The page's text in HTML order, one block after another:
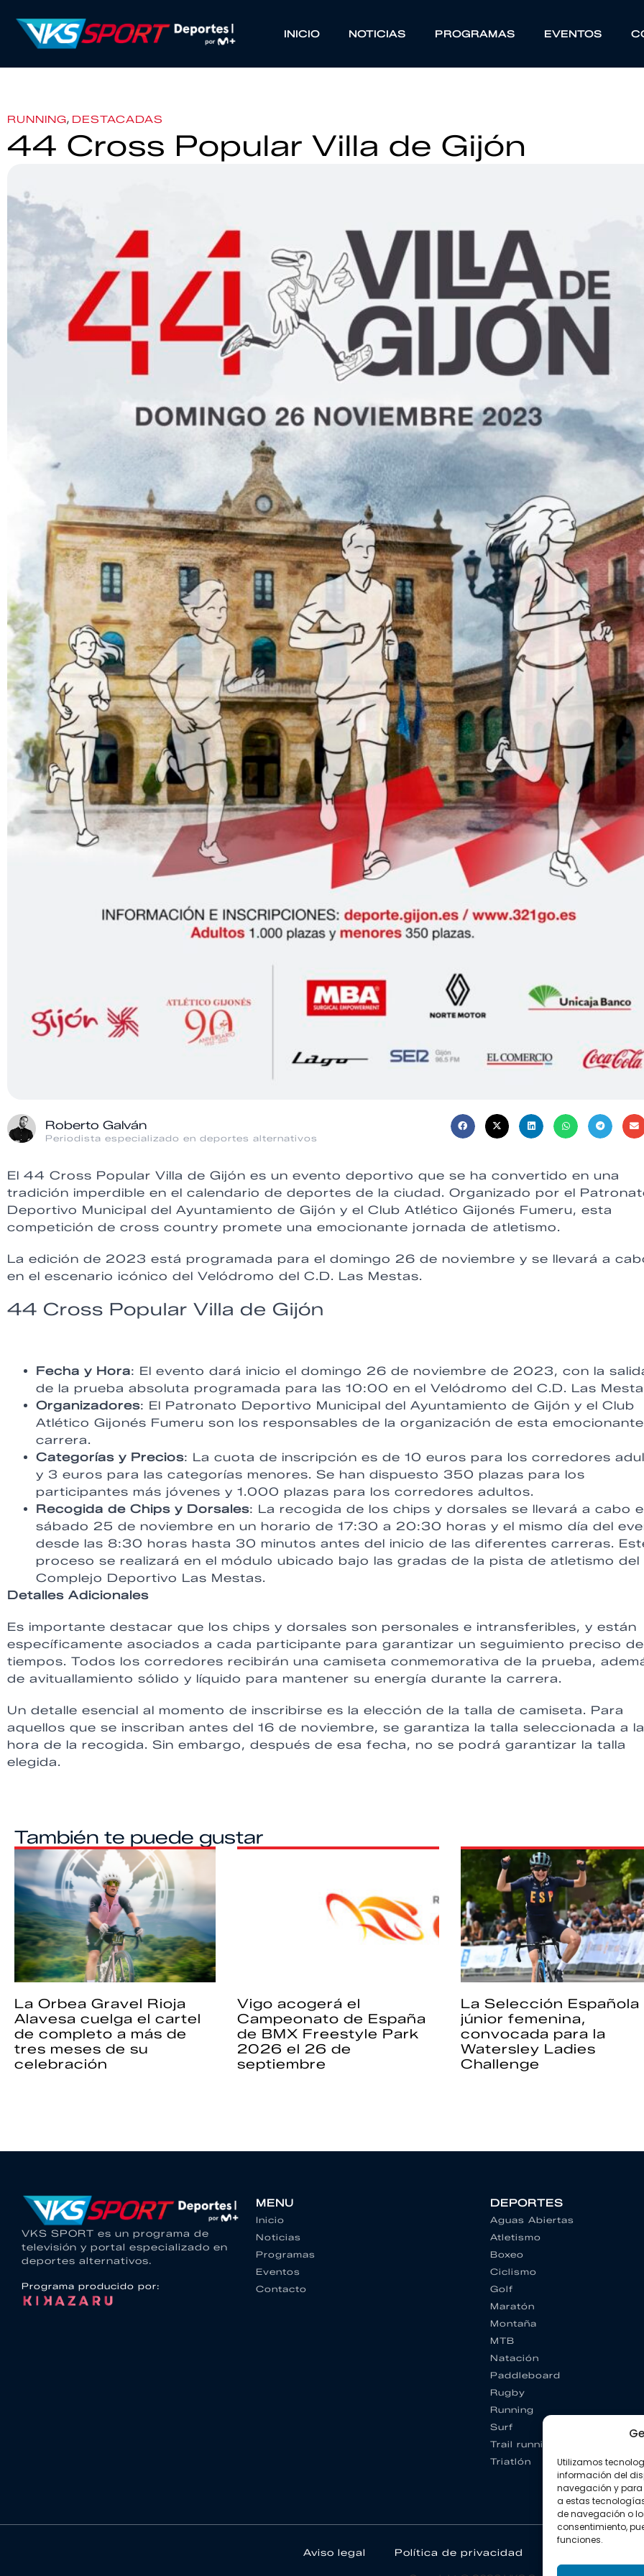
Utilizamos
información del
navegación y para
a estas
de navegación o
consentimiento,
funciones.
INICIO NOTICIAS PROGRAMAS EVENTOS
RUNNING, DESTACADAS
44 Cross Popular Villa de Gijón
Roberto Galván
Periodista especializado en deportes alternativos
El 44 Cross Popular Villa de Gijón es un evento deportivo que se ha convertido en una
tradición imperdible en el calendario de deportes de la ciudad. Organizado por el
Deportivo Municipal del Ayuntamiento de Gijón y el Club Atlético Gijonés Fumeru, esta
competición de cross country promete una emocionante jornada de atletismo.
La edición de 2023 está programada para el domingo 26 de noviembre y se llevará a
en el escenario icónico del Velódromo del C.D. Las Mestas.
44 Cross Popular Villa de Gijón
Fecha y Hora: El evento dará inicio el domingo 26 de noviembre de 2023, con la
de la prueba absoluta programada para las 10:00 en el Velódromo del C.D. Las
Organizadores: El Patronato Deportivo Municipal del Ayuntamiento de Gijón y el Club
Atlético Gijonés Fumeru son los responsables de la organización de esta emocionante
carrera.
Categorías y Precios: La cuota de inscripción es de 10 euros para los corredores
y 3 euros para las categorías menores. Se han dispuesto 350 plazas para los
participantes más jóvenes y 1.000 plazas para los corredores adultos.
Recogida de Chips y Dorsales: La recogida de los chips y dorsales se llevará a cabo
sábado 25 de noviembre en un horario de 17:30 a 20:30 horas y el mismo día del
desde las 8:30 horas hasta 30 minutos antes del inicio de las diferentes carreras.
proceso se realizará en el módulo ubicado bajo las gradas de la pista de atletismo del
Complejo Deportivo Las Mestas.
Detalles Adicionales
Es importante destacar que los chips y dorsales son personales e intransferibles, y están
específicamente asociados a cada participante para garantizar un seguimiento preciso
tiempos. Todos los corredores recibirán una camiseta conmemorativa de la prueba,
de avituallamiento sólido y líquido para mantener su energía durante la carrera.
Un detalle esencial al momento de inscribirse es la elección de la talla de camiseta. Para
aquellos que se inscriban antes del 16 de noviembre, se garantiza la talla seleccionada a la
hora de la recogida. Sin embargo, después de esa fecha, no se podrá garantizar la talla
elegida.
También te puede gustar
La Orbea Gravel Rioja
Alavesa cuelga el cartel
de completo a más de
tres meses de su
celebración
Vigo acogerá el
Campeonato de España
de BMX Freestyle Park
2026 el 26 de
septiembre
La Selección Española
júnior femenina,
convocada para la
Watersley Ladies
Challenge
VKS SPORT es un programa de
televisión y portal especializado en
deportes alternativos.
Programa producido por:
MENU
Inicio
Noticias
Programas
Eventos
Contacto
DEPORTES
Aguas Abiertas
Atletismo
Boxeo
Ciclismo
Golf
Maratón
Montaña
MTB
Natación
Paddleboard
Rugby
Running
Surf
Trail running
Triatlón
Aviso legal Política de privacidad